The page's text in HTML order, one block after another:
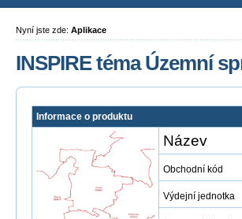
Nyní jste zde: Aplikace
INSPIRE téma Územní
Informace o produktu
Název
Obchodní kód
Výdejní jednotka